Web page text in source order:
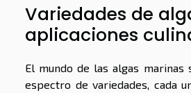
Variedades de
aplicaciones
El mundo de las algas marinas
espectro de variedades, cada